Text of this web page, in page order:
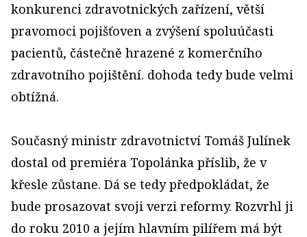
konkurenci zdravotnických zařízení, větší
pravomoci pojišťoven a zvýšení spoluúčasti
pacientů, částečně hrazené z komerčního
zdravotního pojištění. dohoda tedy bude velmi
obtížná.
Současný ministr zdravotnictví Tomáš Julínek
dostal od premiéra Topolánka příslib, že v
křesle zůstane. Dá se tedy předpokládat, že
bude prosazovat svoji verzi reformy. Rozvrhl ji
do roku 2010 a jejím hlavním pilířem má být